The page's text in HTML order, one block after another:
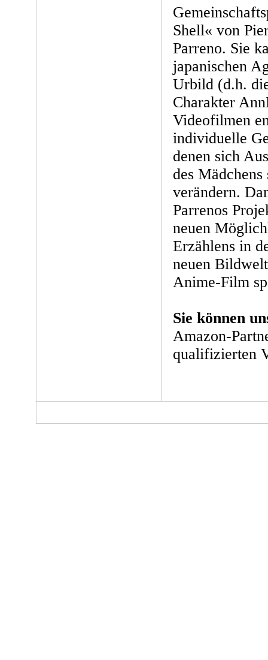
Shell« von
Parreno. Sie
japanischen
Urbild (d.h.
Charakter
Videofilmen
individuelle
denen sich
des Mädchens
verändern.
Parrenos
neuen
Erzählens in
neuen
Anime-Film
Sie können
Amazon-
qualifizierten